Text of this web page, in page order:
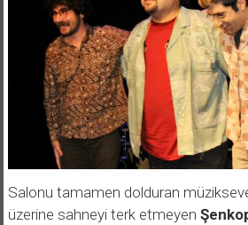
Salonu tamamen dolduran
üzerine sahneyi terk etmeyen